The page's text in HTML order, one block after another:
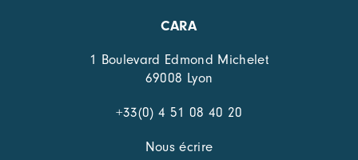
CARA
1 Boulevard Edmond Michelet
69008 Lyon
+33(0) 4 51 08 40 20
Nous écrire